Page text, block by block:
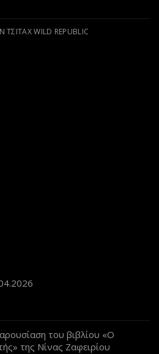
ΤΣΙΤΆΧ WILD REPUBLIC
του βιβλίου «Ο
της Νίνας Ζαφειρίου